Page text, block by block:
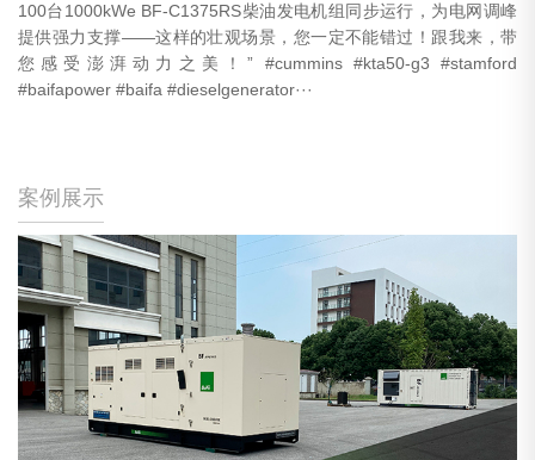
100台1000kWe BF-C1375RS柴油发电机组同步运行，为电网调峰
提供强力支撑——这样的壮观场景，您一定不能错过！跟我来，带
您感受澎湃动力之美！” #cummins #kta50-g3 #stamford
#baifapower #baifa #dieselgenerator···
案例展示